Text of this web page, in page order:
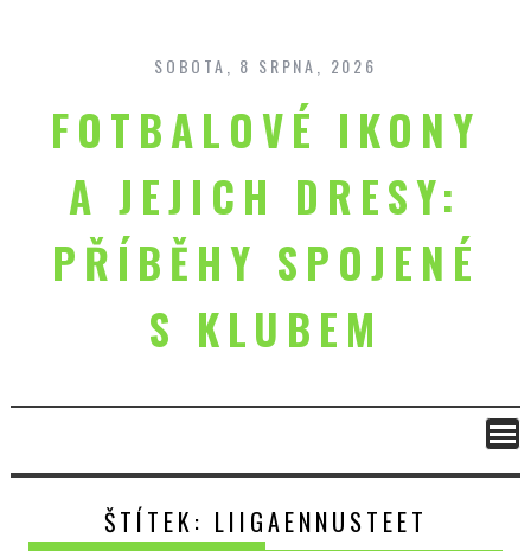
content
SOBOTA, 8 SRPNA, 2026
FOTBALOVÉ IKONY
A JEJICH DRESY:
PŘÍBĚHY SPOJENÉ
S KLUBEM
ŠTÍTEK: LIIGAENNUSTEET